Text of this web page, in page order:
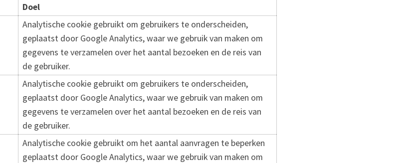
Doel
Analytische cookie gebruikt om gebruikers te onderscheiden,
geplaatst door Google Analytics, waar we gebruik van maken om
gegevens te verzamelen over het aantal bezoeken en de reis van
de gebruiker.
Analytische cookie gebruikt om gebruikers te onderscheiden,
geplaatst door Google Analytics, waar we gebruik van maken om
gegevens te verzamelen over het aantal bezoeken en de reis van
de gebruiker.
Analytische cookie gebruikt om het aantal aanvragen te beperken
geplaatst door Google Analytics, waar we gebruik van maken om